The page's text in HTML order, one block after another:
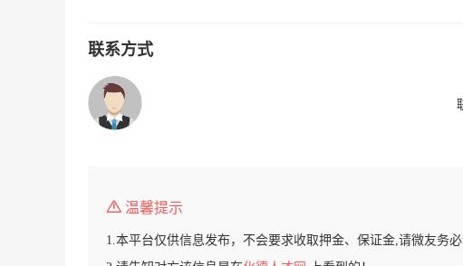
联系方式
温馨提示
1.本平台仅供信息发布，不会要求收取押金、保证金,请微友务必